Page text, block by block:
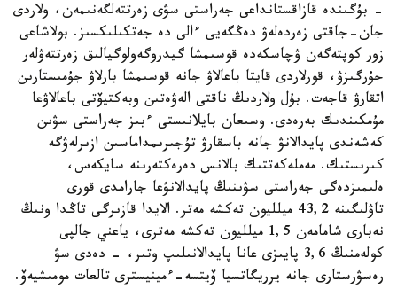
- بۇگىندە قازاقستانداعى جەراستى سۋى زەرتتەلگەنىمەن، ولاردى
جان-جاقتى زەردەلەۋ دەڭگەيى ءالى دە جەتكىلىكسىز. بولاشاعى
زور كوپتەگەن ۋچاسكەدە قوسىمشا گيدروگەولوگيالىق زەرتتەۋلەر
جۇرگىزۋ، قورلاردى قايتا باعالاۋ جانە قوسىمشا بارلاۋ جۇمىستارىن
اتقارۋ قاجەت. بۇل ولاردىڭ ناقتى الەۋەتىن وبەكتيۆتى باعالاۋعا
مۇمكىندىك بەرەدى. وسىعان بايلانىستى ءبىز جەراستى سۋىن
كەشەندى پايدالانۋ جانە باسقارۋ تۇجىرىمداماسىن ازىرلەۋگە
كىرىستىك. مەملەكەتتىك بالانس دەرەكتەرىنە سايكەس،
ەلىمىزدەگى جەراستى سۋىنىڭ پايدالانۋعا جارامدى قورى
تاۋلىگىنە 43,2 ميلليون تەكشە مەتر. الايدا قازىرگى تاڭدا ونىڭ
نەبارى شامامەن 1,5 ميلليون تەكشە مەترى، ياعني جالپى
كولەمنىڭ 3,6 پايىزى عانا پايدالانىلىپ وتىر، - دەدى سۋ
رەسۋرستارى جانە يرريگاتسيا ۆيتسە-ءمينيسترى تالعات مومىشيەۆ.